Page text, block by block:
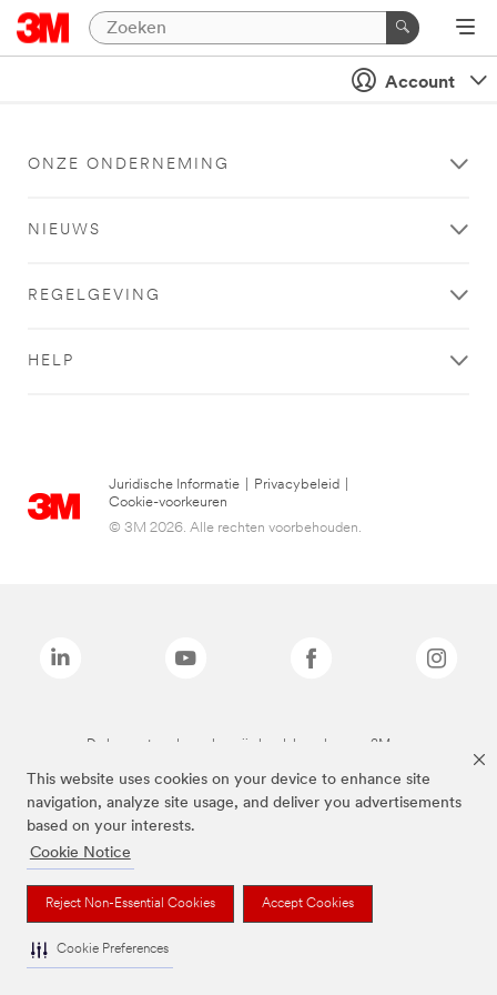
This website uses cookies on your device to enhance site
navigation, analyze site usage, and deliver you advertisements
based on your interests.
Cookie Notice
Reject Non-Essential Cookies Accept Cookies
Cookie Preferences
Account
ONZE ONDERNEMING
NIEUWS
REGELGEVING
HELP
Juridische Informatie Privacybeleid
Cookie-voorkeuren
© 3M 2026. Alle rechten voorbehouden.
De bovenstaande merken zijn handelsmerken van 3M.we